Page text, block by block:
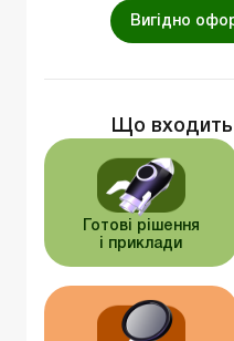
Вигідно
Що входить
Готові рішення
і приклади